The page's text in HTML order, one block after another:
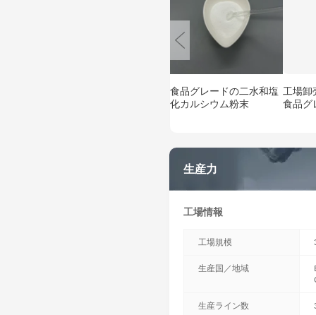
食品グレードの二水和塩
化カルシウム粉末
工場卸
食品グ
生産力
工場情報
工場規模
生産国／地域
生産ライン数